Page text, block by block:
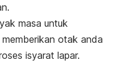
masa untuk
otak anda
isyarat lapar.